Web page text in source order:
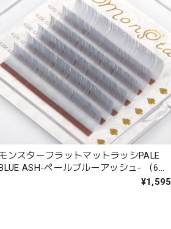
ンスターフラットマットラッシPALE
ASH-ペールブルーアッシュ- （6列
¥1,595